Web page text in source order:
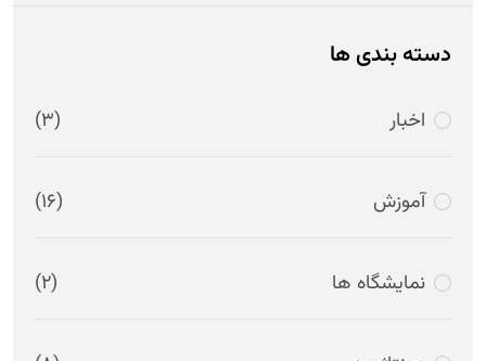
دسته بندی ها
اخبار (3)
آموزش (16)
نمایشگاه ها (2)